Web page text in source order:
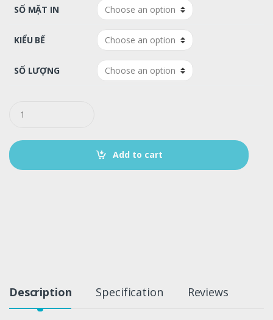
SỐ MẶT IN
KIỂU BẾ
SỐ LƯỢNG
t
i
Add to cart
Description Specification Reviews